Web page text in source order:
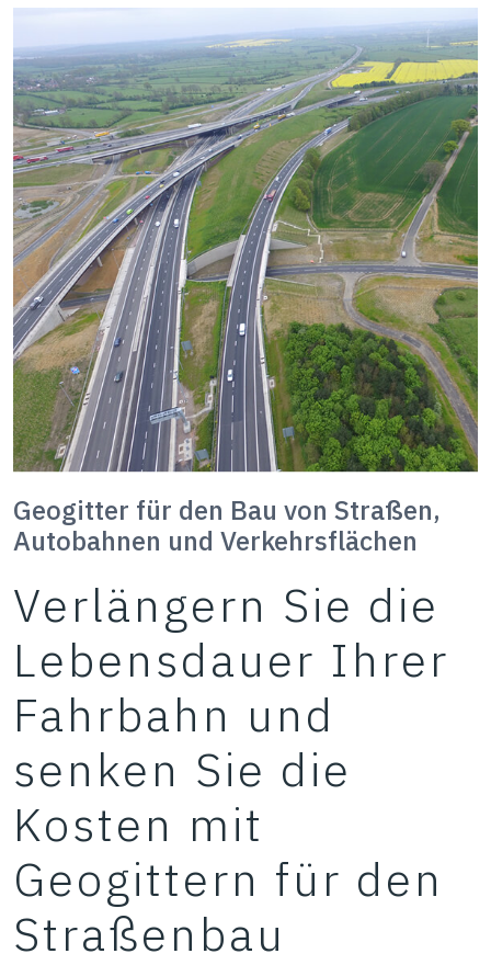
Geogitter für den Bau von Straßen,
Autobahnen und Verkehrsflächen
Verlängern Sie die
Lebensdauer Ihrer
Fahrbahn und
senken Sie die
Kosten mit
Geogittern für den
Straßenbau